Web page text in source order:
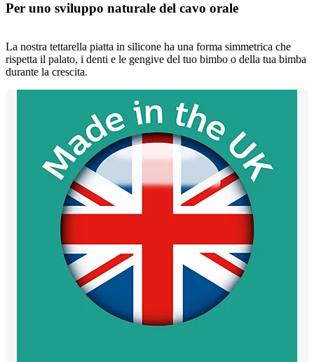
Per uno sviluppo naturale del cavo orale
La nostra tettarella piatta in silicone ha una forma simmetrica che
rispetta il palato, i denti e le gengive del tuo bimbo o della tua bimba
durante la crescita.